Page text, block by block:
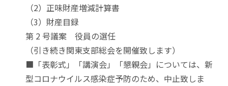
（2）正味財産増減計算書
（3）財産目録
第 2 号議案 役員の選任
（引き続き関東支部総会を開催致します）
■「表彰式」「講演会」「懇親会」については、新
型コロナウイルス感染症予防のため、中止致しま